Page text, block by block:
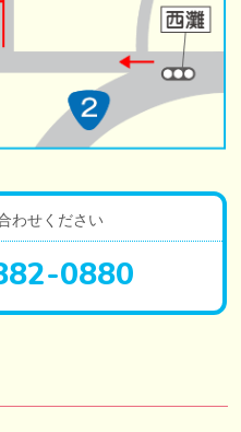
わせください
0880